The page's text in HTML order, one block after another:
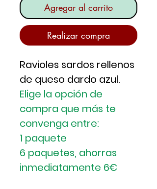
Agregar al carrito
Realizar compra
Ravioles sardos rellenos
de queso dardo azul.
Elige la opción de
compra que más te
convenga entre:
1 paquete
6 paquetes, ahorras
inmediatamente 6€